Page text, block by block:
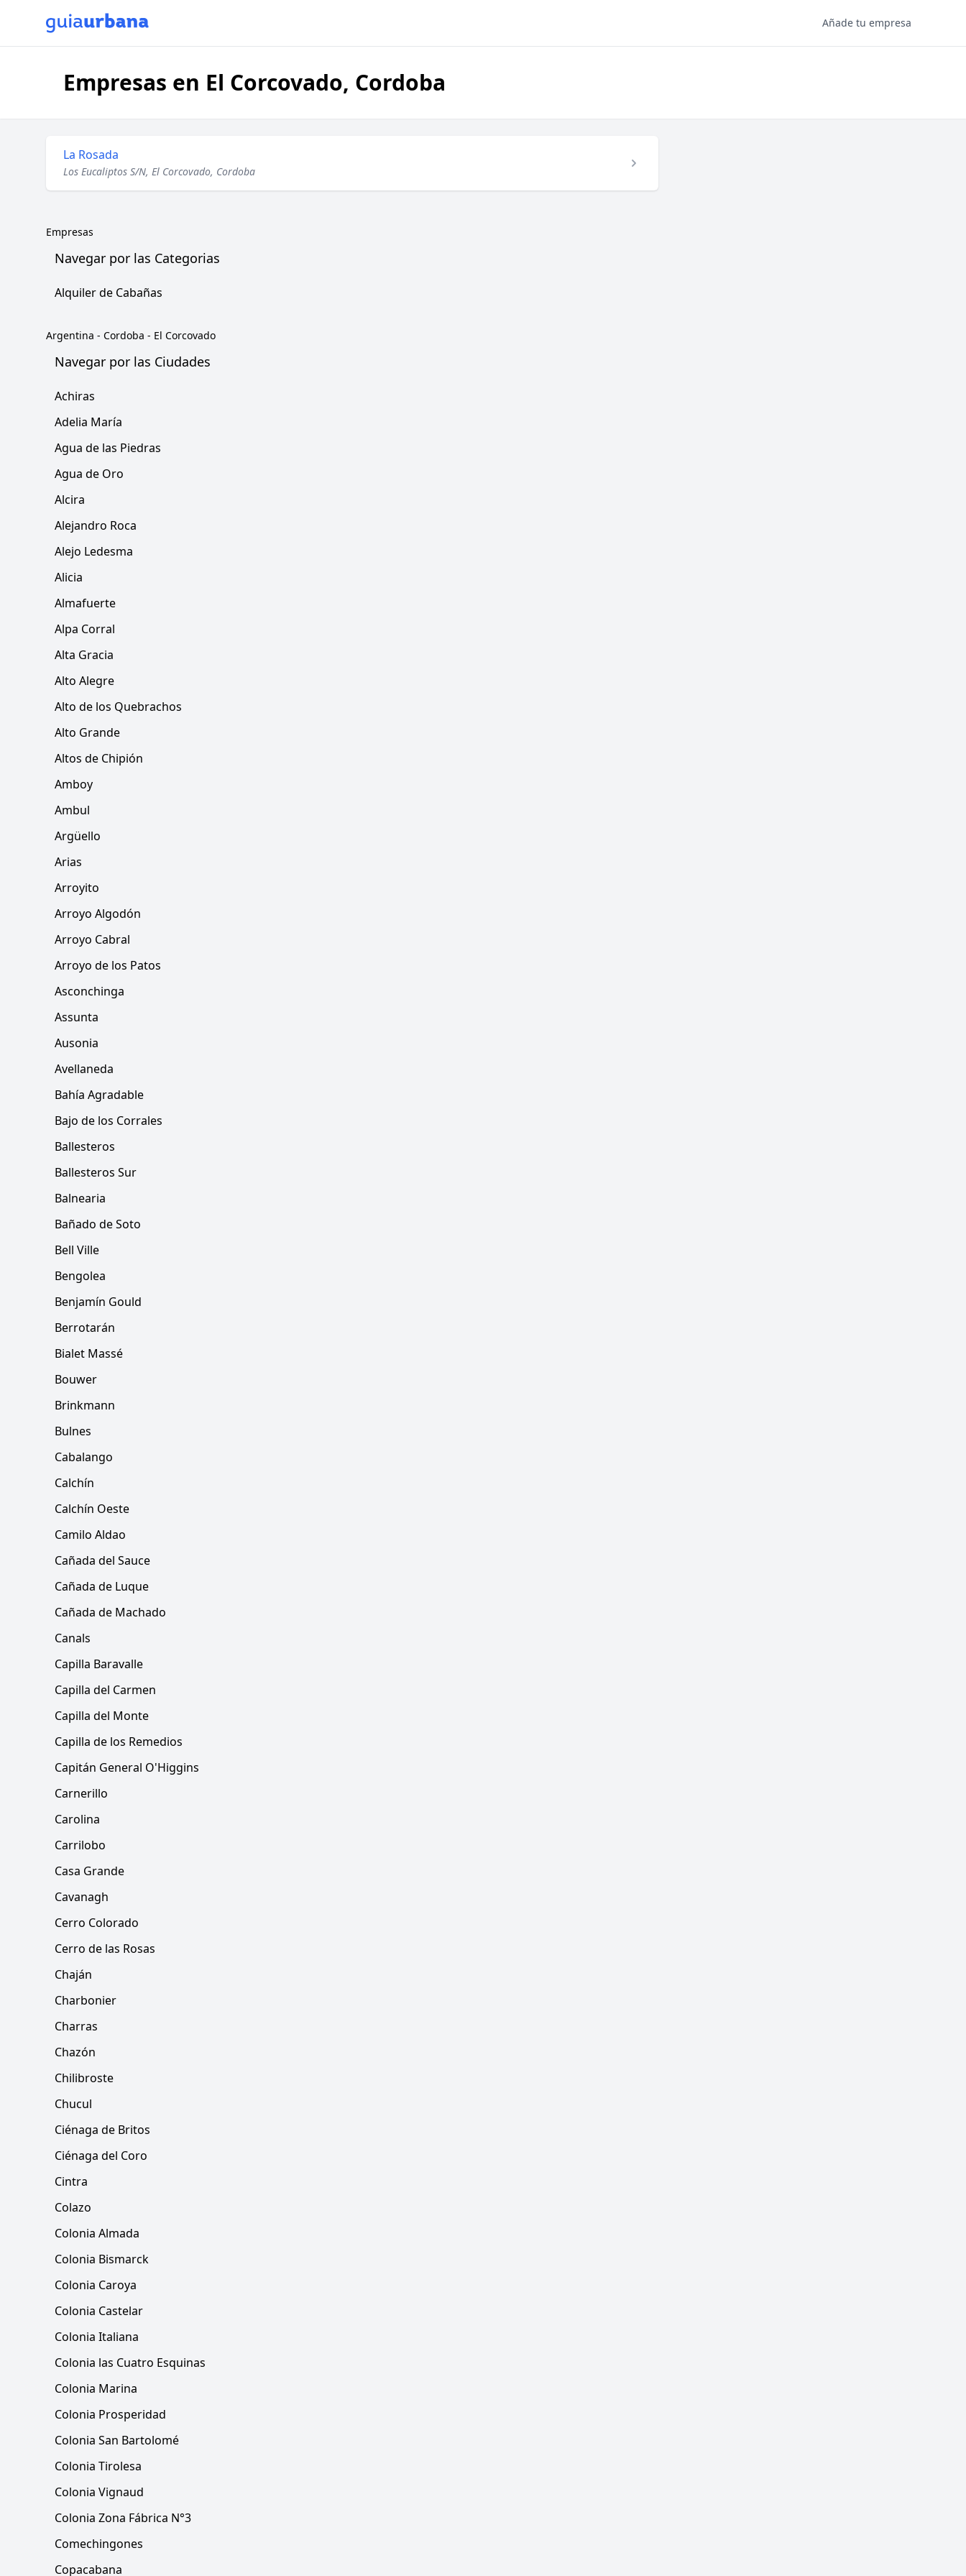
Añade tu empresa
Empresas en El Corcovado, Cordoba
La Rosada
Los Eucaliptos S/N, El Corcovado, Cordoba
Empresas
Navegar por las Categorias
Alquiler de Cabañas
Argentina - Cordoba - El Corcovado
Navegar por las Ciudades
Achiras
Adelia María
Agua de las Piedras
Agua de Oro
Alcira
Alejandro Roca
Alejo Ledesma
Alicia
Almafuerte
Alpa Corral
Alta Gracia
Alto Alegre
Alto de los Quebrachos
Alto Grande
Altos de Chipión
Amboy
Ambul
Argüello
Arias
Arroyito
Arroyo Algodón
Arroyo Cabral
Arroyo de los Patos
Asconchinga
Assunta
Ausonia
Avellaneda
Bahía Agradable
Bajo de los Corrales
Ballesteros
Ballesteros Sur
Balnearia
Bañado de Soto
Bell Ville
Bengolea
Benjamín Gould
Berrotarán
Bialet Massé
Bouwer
Brinkmann
Bulnes
Cabalango
Calchín
Calchín Oeste
Camilo Aldao
Cañada del Sauce
Cañada de Luque
Cañada de Machado
Canals
Capilla Baravalle
Capilla del Carmen
Capilla del Monte
Capilla de los Remedios
Capitán General O'Higgins
Carnerillo
Carolina
Carrilobo
Casa Grande
Cavanagh
Cerro Colorado
Cerro de las Rosas
Chaján
Charbonier
Charras
Chazón
Chilibroste
Chucul
Ciénaga de Britos
Ciénaga del Coro
Cintra
Colazo
Colonia Almada
Colonia Bismarck
Colonia Caroya
Colonia Castelar
Colonia Italiana
Colonia las Cuatro Esquinas
Colonia Marina
Colonia Prosperidad
Colonia San Bartolomé
Colonia Tirolesa
Colonia Vignaud
Colonia Zona Fábrica N°3
Comechingones
Copacabana